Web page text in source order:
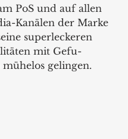
PoS und auf allen
Kanälen der Marke
superleckeren
mit Gefu-
gelingen.